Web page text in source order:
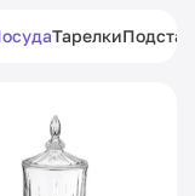
Тарелки